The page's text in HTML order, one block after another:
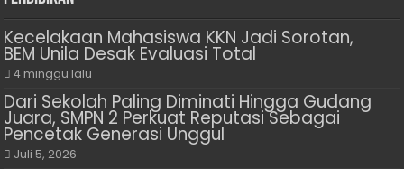
Kecelakaan Mahasiswa KKN Jadi Sorotan,
BEM Unila Desak Evaluasi Total
4 minggu lalu
Dari Sekolah Paling Diminati Hingga Gudang
Juara, SMPN 2 Perkuat Reputasi Sebagai
Pencetak Generasi Unggul
Juli 5, 2026